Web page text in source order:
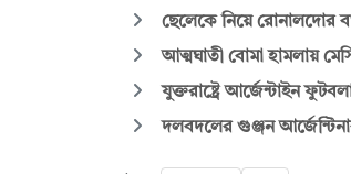
ছেলেকে নিয়ে রোনালদোর
আত্মঘাতী বোমা হামলায়
যুক্তরাষ্ট্রে আর্জেন্টাইন
দলবদলের গুঞ্জন